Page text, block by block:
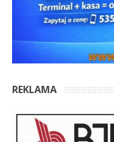
REKLAMA